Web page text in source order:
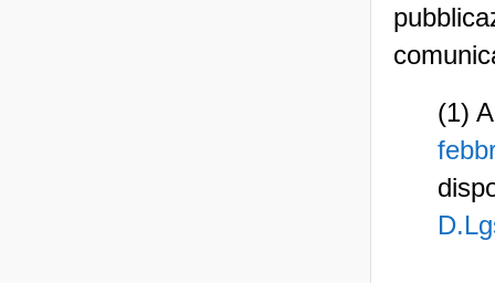
(1)